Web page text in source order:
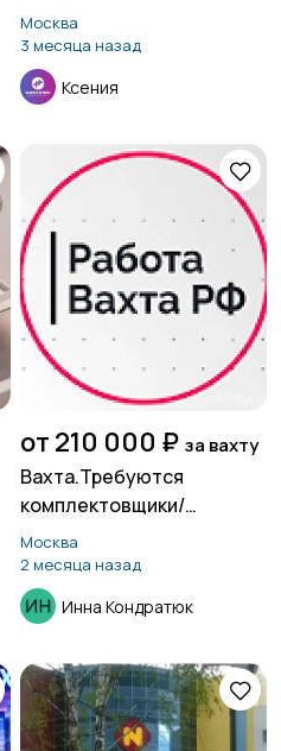
Питание+жилье
Москва
3 месяца назад
Ксения
от 210 000 ₽ за вахту
Вахта.Требуются
комплектовщики/
цы.Склад
Москва
2 месяца назад
Инна Кондратюк